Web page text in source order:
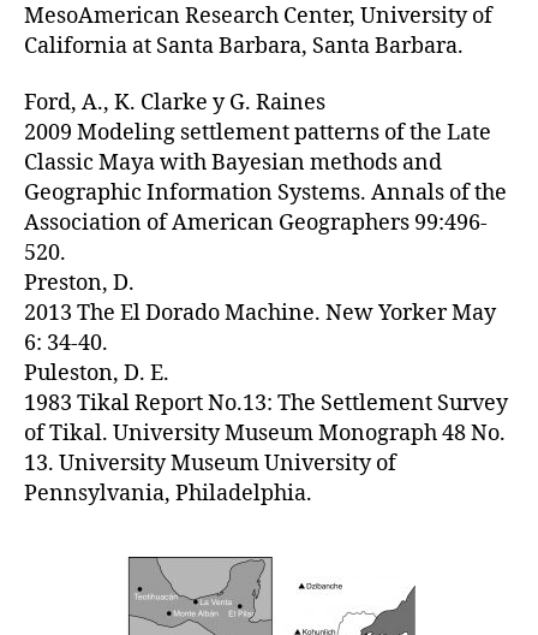
MesoAmerican Research Center, University of
California at Santa Barbara, Santa Barbara.
Ford, A., K. Clarke y G. Raines
2009 Modeling settlement patterns of the Late
Classic Maya with Bayesian methods and
Geographic Information Systems. Annals of the
Association of American Geographers 99:496-
520.
Preston, D.
2013 The El Dorado Machine. New Yorker May
6: 34-40.
Puleston, D. E.
1983 Tikal Report No.13: The Settlement Survey
of Tikal. University Museum Monograph 48 No.
13. University Museum University of
Pennsylvania, Philadelphia.